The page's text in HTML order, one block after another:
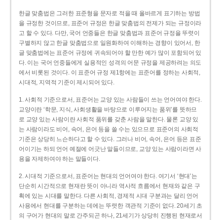
한글 맞춤법은 그러한 표준형을 문자로 적을 때 올바르게 표기하는 방법
을 규정한 것이므로, 표준어 규정은 한글 맞춤법의 전제가 되는 규정이라
고 할 수 있다. 다만, 국어 언중들은 한글 맞춤법과 표준어 규정을 뚜렷이
구별하지 않고 한글 맞춤법으로 일원화하여 이해하는 경향이 있어서, 한
글 맞춤법에는 표준어 규정에 귀속되어야 할 만한 예가 많이 포함되어 있
다. 이는 국어 언중들에게 실용적인 성격의 어문 규정을 제공하려는 의도
에서 비롯된 것이다. 이 표준어 규정 제1항에는 표준어를 정하는 사회적,
시대적, 지역적 기준이 제시되어 있다.
1. 사회적 기준으로서, 표준어는 교양 있는 사람들이 쓰는 언어여야 한다.
교양이란 ‘학문, 지식, 사회생활을 바탕으로 이루어지는 품위’를 뜻하므
로 교양 있는 사람이란 사회적 품위를 갖춘 사람을 말한다. 물론 교양 있
는 사람이라도 비어, 속어, 은어 등을 쓸 수는 있으므로 표준어의 사회적
기준은 상당히 느슨하다고 할 수 있다. 그러나 비어, 속어, 은어 등은 표준
어이기는 하되 언어 예절에 어긋난 말들이므로, 교양 있는 사람이라면 사
용을 자제하여야 하는 말들이다.
2. 시대적 기준으로서, 표준어는 현대의 언어여야 한다. 여기서 ‘현대’는
단순히 시간적으로 현재란 뜻이 아니라 역사적 흐름에서 현재와 같은 구
획에 있는 시대를 말한다. 다른 사회적, 경제적 시대 구분과는 달리 언어
사용에서 현대를 구분하는 데에는 뚜렷한 객관적 기준이 없다. 20세기 초
의 구어가 현대의 말로 간주되곤 하나, 21세기가 상당히 진행된 현재로서